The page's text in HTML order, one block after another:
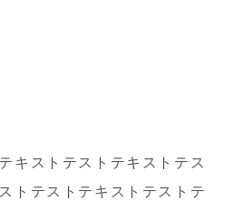
キストテストテキストテス
トテストテキストテストテ